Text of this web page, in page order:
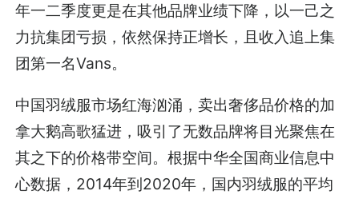
年一二季度更是在其他品牌业绩下降，以一己之
力抗集团亏损，依然保持正增长，且收入追上集
团第一名Vans。
中国羽绒服市场红海汹涌，卖出奢侈品价格的加
拿大鹅高歌猛进，吸引了无数品牌将目光聚焦在
其之下的价格带空间。根据中华全国商业信息中
心数据，2014年到2020年，国内羽绒服的平均